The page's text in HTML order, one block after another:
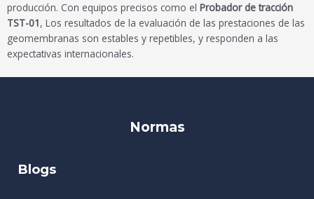
producción. Con equipos precisos como el Probador de tracción
TST-01, Los resultados de la evaluación de las prestaciones de las
geomembranas son estables y repetibles, y responden a las
expectativas internacionales.
Normas
Blogs